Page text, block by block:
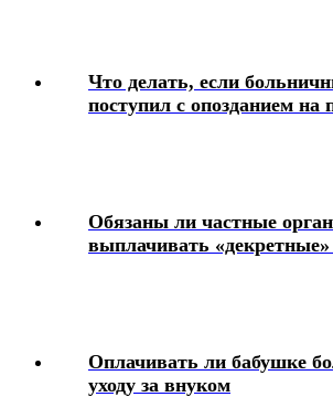
Отстранение от работы
Дисциплинарные взыскания
Ответственность должностных лиц
Что делать, если
поступил с опозданием на
Обязаны ли частные
выплачивать «декретные»
Оплачивать ли бабушке
уходу за внуком